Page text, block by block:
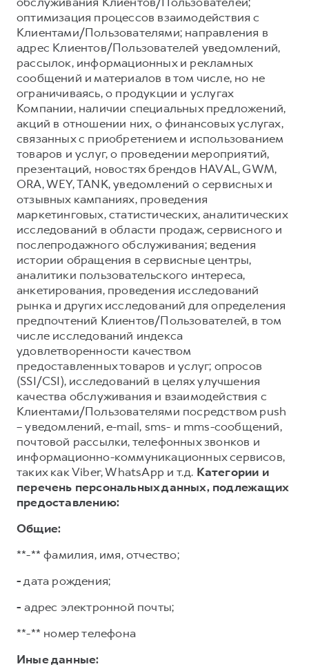
оптимизация процессов взаимодействия с
Клиентами/Пользователями; направления в
адрес Клиентов/Пользователей уведомлений,
рассылок, информационных и рекламных
сообщений и материалов в том числе, но не
ограничиваясь, о продукции и услугах
Компании, наличии специальных предложений,
акций в отношении них, о финансовых услугах,
связанных с приобретением и использованием
товаров и услуг, о проведении мероприятий,
презентаций, новостях брендов HAVAL, GWM,
ORA, WEY, TANK, уведомлений о сервисных и
отзывных кампаниях, проведения
маркетинговых, статистических, аналитических
исследований в области продаж, сервисного и
послепродажного обслуживания; ведения
истории обращения в сервисные центры,
аналитики пользовательского интереса,
анкетирования, проведения исследований
рынка и других исследований для определения
предпочтений Клиентов/Пользователей, в том
числе исследований индекса
удовлетворенности качеством
предоставленных товаров и услуг; опросов
(SSI/CSI), исследований в целях улучшения
качества обслуживания и взаимодействия с
Клиентами/Пользователями посредством push
– уведомлений, e-mail, sms- и mms-сообщений,
почтовой рассылки, телефонных звонков и
информационно-коммуникационных сервисов,
таких как Viber, WhatsApp и т.д. Категории и
перечень персональных данных, подлежащих
предоставлению:
Общие:
**-** фамилия, имя, отчество;
-дата рождения;
- адрес электронной почты;
**-** номер телефона
Иные данные: